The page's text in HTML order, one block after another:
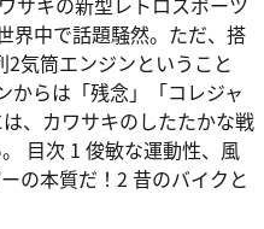
界中で話題騒然。ただ、搭
気筒エンジンということ
からは「残念」「コレジャ
、カワサキのしたたかな戦
目次 1 俊敏な運動性、風
の本質だ！2 昔のバイクと